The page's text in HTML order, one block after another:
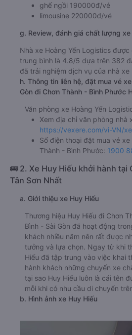
ghế ngồi 190000đ/vé
limousine 220000đ/vé
g. Review, đánh giá chất lượng
Nhà xe Hoàng Yến Logistics
trung bình là 4.8/5 dựa trên 382
đã trải nghiệm dịch vụ của nhà xe
h. Thông tin liên hệ, đặt mua vé
Gòn đi Chơn Thành - Bình Phước
Văn phòng xe Hoàng Yến
Xem địa chỉ văn phòng nhà
https://vexere.com/vi-VN/
Số điện thoại đặt mua vé xe
Thành - Bình Phước: 1900
🚌 2. Xe Huy Hiếu khởi hành tại
Tân Sơn Nhất
a. Giới thiệu xe Huy Hiếu
Thương hiệu Huy Hiếu đi Chơn
Bình - Sài Gòn đã hoạt động
khách nhiều năm nên rất được
tưởng và lựa chọn. Ngay từ khi
Hiếu đã tập trung vào việc khai
hành khách những chuyến xe
tại sao Huy Hiếu luôn là cái tên
mỗi khi có nhu cầu di chuyển
b. Hình ảnh xe Huy Hiếu